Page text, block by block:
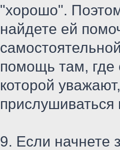
"хорошо".
найдете ей
помощь там, где
которой
9. Если начнете